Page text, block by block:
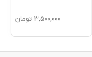
3,500,000 تومان